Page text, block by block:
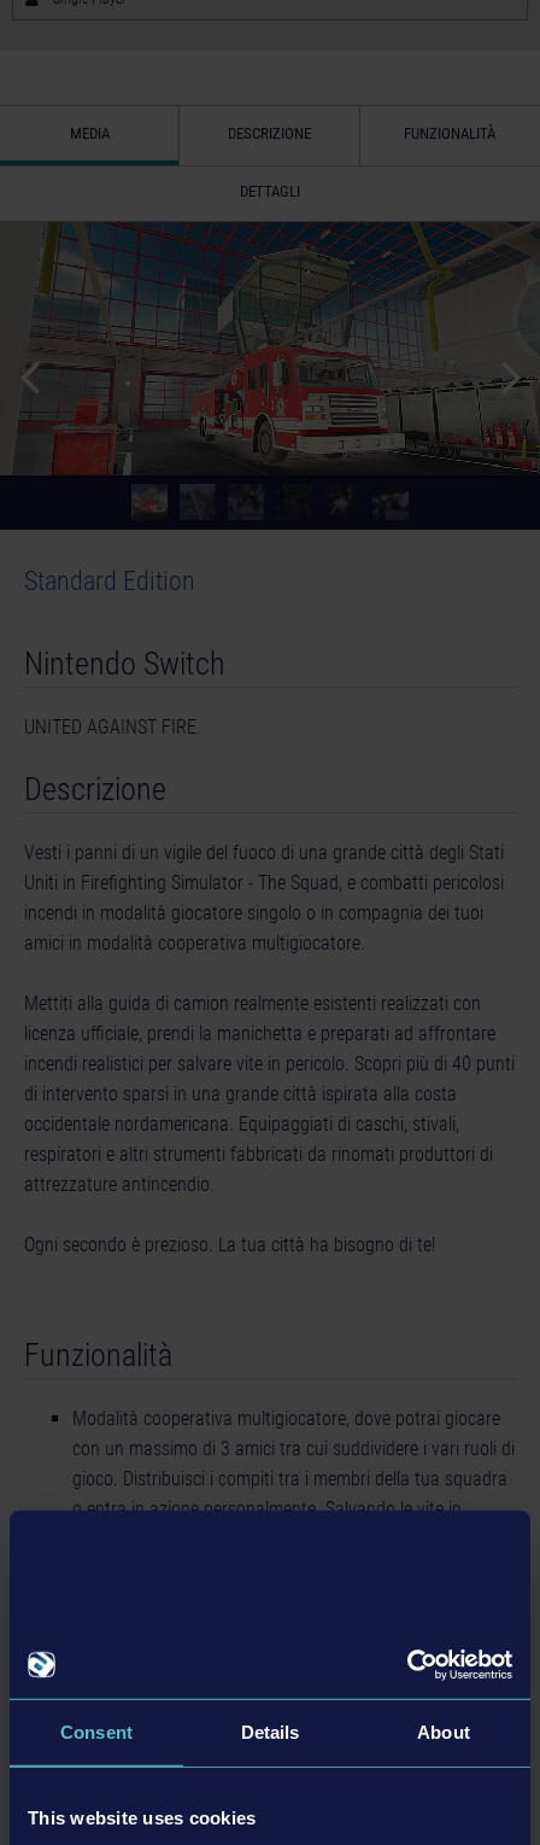
Consent Details About
This website uses cookies
MEDIA DESCRIZIONE FUNZIONALITÀ
DETTAGLI
Standard Edition
Nintendo Switch
UNITED AGAINST FIRE.
Descrizione
Vesti i panni di un vigile del fuoco di una grande città degli Stati
Uniti in Firefighting Simulator - The Squad, e combatti pericolosi
incendi in modalità giocatore singolo o in compagnia dei tuoi
amici in modalità cooperativa multigiocatore.
Mettiti alla guida di camion realmente esistenti realizzati con
licenza ufficiale, prendi la manichetta e preparati ad affrontare
incendi realistici per salvare vite in pericolo. Scopri più di 40 punti
di intervento sparsi in una grande città ispirata alla costa
occidentale nordamericana. Equipaggiati di caschi, stivali,
respiratori e altri strumenti fabbricati da rinomati produttori di
attrezzature antincendio.
Ogni secondo è prezioso. La tua città ha bisogno di te!
Funzionalità
Modalità cooperativa multigiocatore, dove potrai giocare
con un massimo di 3 amici tra cui suddividere i vari ruoli di
gioco. Distribuisci i compiti tra i membri della tua squadra
o entra in azione personalmente. Salvando le vite in
successo durante le varie missioni ed estingui più incendi
Simulazione realistica di incendi, acqua, fumo, calore,
componenti elettroniche, prodotti chimici ed esplosioni.